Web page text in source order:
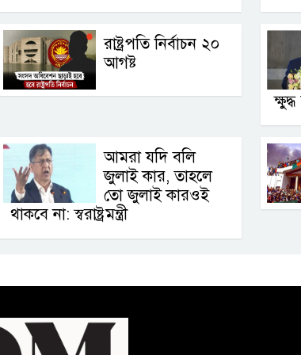
রাষ্ট্রপতি নির্বাচন ২০
আগষ্ট
আমরা যদি বলি
জুলাই কার, তাহলে
তো জুলাই কারওই
থাকবে না: স্বরাষ্ট্রমন্ত্রী